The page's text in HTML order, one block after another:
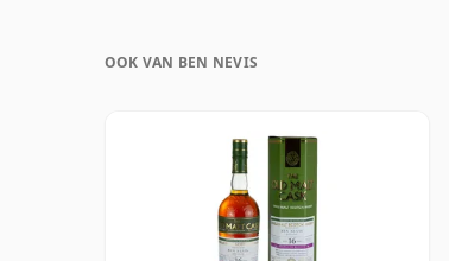
OOK VAN BEN NEVIS